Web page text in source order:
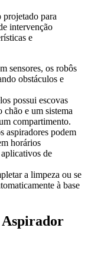
para
intervenção
e
sensores, os robôs
obstáculos e
possui escovas
chão e um sistema
compartimento.
aspiradores podem
horários
de
a limpeza ou se
à base
Aspirador